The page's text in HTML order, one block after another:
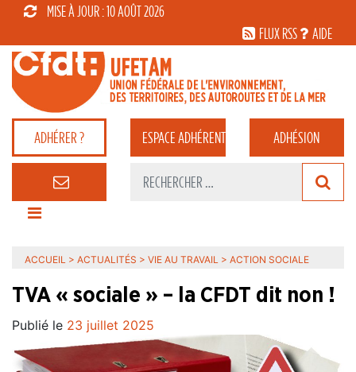
MISE À JOUR : 10 AOÛT 2026
FLUX RSS
AIDE
ADHÉRER ? ESPACEADHÉRENT ADHÉSION
ACCUEIL > ACTUALITÉS > VIE AU TRAVAIL > ACTION SOCIALE
TVA « sociale » – la CFDT dit non !
Publié le 23 juillet 2025